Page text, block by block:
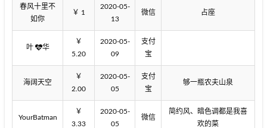
春风十里不
如你
￥ 1
2020-05-
13
微信 占座
叶 华
￥
5.20
2020-05-
09
支付
宝
海阔天空
￥
2.00
2020-05-
05
支付
宝
够一瓶农夫山泉
YourBatman
￥
3.33
2020-05-
05
微信
简约风、暗色调都是我喜
欢的菜